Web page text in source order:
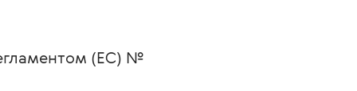
(ЕС) №